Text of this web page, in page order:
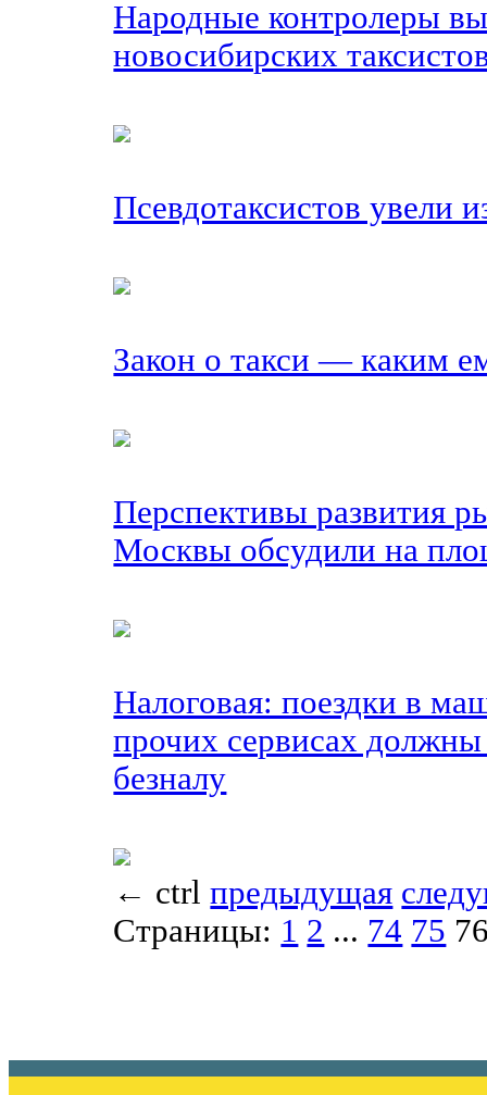
Народные контролеры
новосибирских
Псевдотаксистов увели
Закон о такси — каким
Перспективы развития
Москвы обсудили на
Налоговая: поездки в
прочих сервисах должны
безналу
← ctrl предыдущая
Страницы: 1 2 ... 74 75